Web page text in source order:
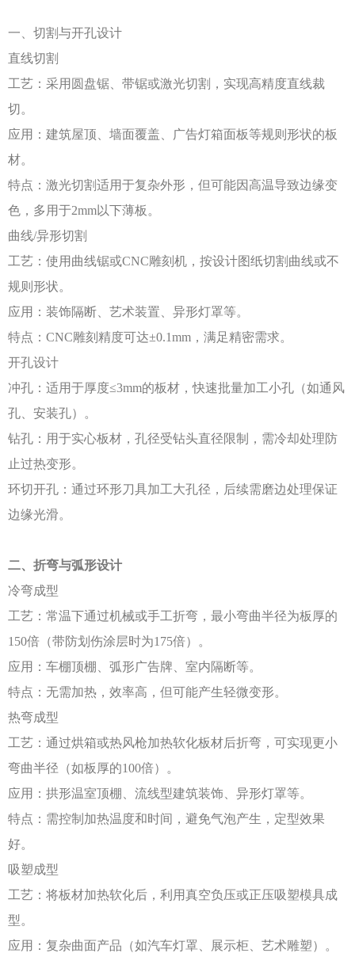
一、切割与开孔设计
直线切割
工艺：采用圆盘锯、带锯或激光切割，实现高精度直线裁
切。
应用：建筑屋顶、墙面覆盖、广告灯箱面板等规则形状的板
材。
特点：激光切割适用于复杂外形，但可能因高温导致边缘变
色，多用于2mm以下薄板。
曲线/异形切割
工艺：使用曲线锯或CNC雕刻机，按设计图纸切割曲线或不
规则形状。
应用：装饰隔断、艺术装置、异形灯罩等。
特点： CNC雕刻精度可达±0.1mm，满足精密需求。
开孔设计
冲孔：适用于厚度≤3mm的板材，快速批量加工小孔（如通风
孔、安装孔）。
钻孔：用于实心板材，孔径受钻头直径限制，需冷却处理防
止过热变形。
环切开孔：通过环形刀具加工大孔径，后续需磨边处理保证
边缘光滑。
二、折弯与弧形设计
冷弯成型
工艺：常温下通过机械或手工折弯，最小弯曲半径为板厚的
150倍（带防划伤涂层时为175倍）。
应用：车棚顶棚、弧形广告牌、室内隔断等。
特点：无需加热，效率高，但可能产生轻微变形。
热弯成型
工艺：通过烘箱或热风枪加热软化板材后折弯，可实现更小
弯曲半径（如板厚的100倍）。
应用：拱形温室顶棚、流线型建筑装饰、异形灯罩等。
特点：需控制加热温度和时间，避免气泡产生，定型效果
好。
吸塑成型
工艺：将板材加热软化后，利用真空负压或正压吸塑模具成
型。
应用：复杂曲面产品（如汽车灯罩、展示柜、艺术雕塑）。